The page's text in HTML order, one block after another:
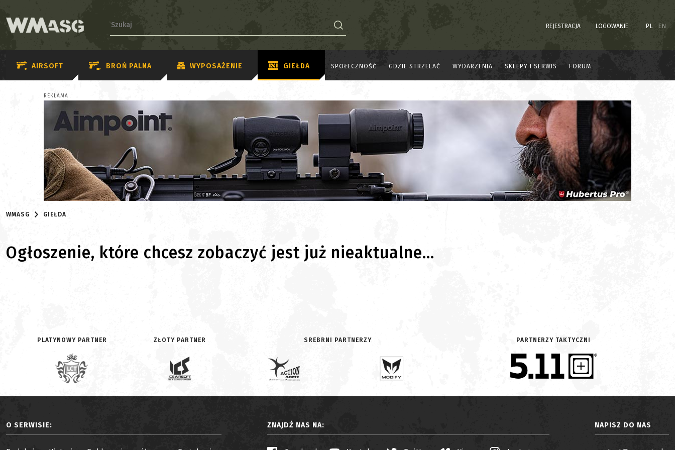
REJESTRACJA LOGOWANIE PL EN
AIRSOFT BROŃ PALNA WYPOSAŻENIE GIEŁDA SPOŁECZNOŚĆ GDZIE STRZELAĆ WYDARZENIA SKLEPY I SERWIS FORUM
REKLAMA
WMASG GIEŁDA
Ogłoszenie, które chcesz zobaczyć jest już nieaktualne...
PLATYNOWY PARTNER ZŁOTY PARTNER SREBRNI PARTNERZY PARTNERZY TAKTYCZNI
O SERWISIE: ZNAJDŹ NAS NA: NAPISZ DO NAS